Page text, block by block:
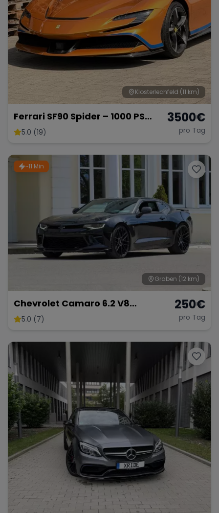
Klosterlechfeld (11 km)
Ferrari SF90 Spider – 1000 PS
Supersportwagen
5.0 (19)
3500€
pro Tag
~11 Min
Graben (12 km)
Chevrolet Camaro 6.2 V8
Customkingz
5.0 (7)
250€
pro Tag